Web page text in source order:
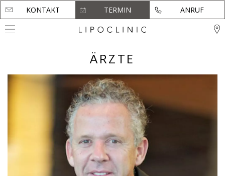
KONTAKT TERMIN ANRUF
KONTAKT TERMIN ANRUF
ÄRZTE